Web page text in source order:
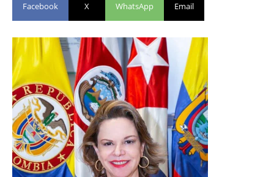
Facebook X WhatsApp Email